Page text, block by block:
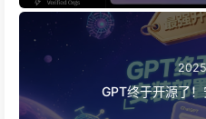
GPT终于开源了！